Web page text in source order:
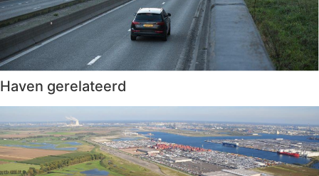
Haven gerelateerd